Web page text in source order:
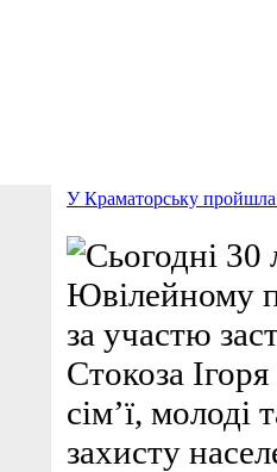
У Краматорську пройшла
Сьогодні
Ювілейному
за участю
Стокоза
сім’ї, молоді
захисту